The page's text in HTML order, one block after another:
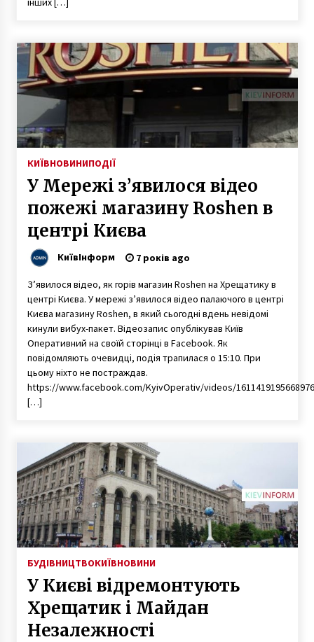
КИЇВНОВИНИПОДІЇ
У Мережі з’явилося відео
пожежі магазину Roshen в
центрі Києва
КиївІнформ 7 років ago
З’явилося відео, як горів магазин Roshen на Хрещатику в
центрі Києва. У мережі з’явилося відео палаючого в центрі
Києва магазину Roshen, в який сьогодні вдень невідомі
кинули вибух-пакет. Відеозапис опублікував Київ
Оперативний на своїй сторінці в Facebook. Як
повідомляють очевидці, подія трапилася о 15:10. При
цьому ніхто не постраждав.
https://www.facebook.com/KyivOperativ/videos/
[…]
БУДІВНИЦТВОКИЇВНОВИНИ
У Києві відремонтують
Хрещатик і Майдан
Незалежності